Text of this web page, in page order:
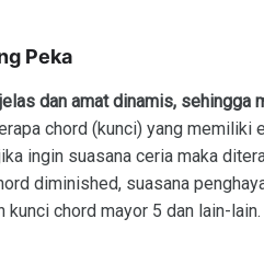
Peka
dan amat dinamis, sehingga
chord (kunci) yang
ingin suasana ceria maka
diminished, suasana
kunci chord mayor 5 dan lain-lain.